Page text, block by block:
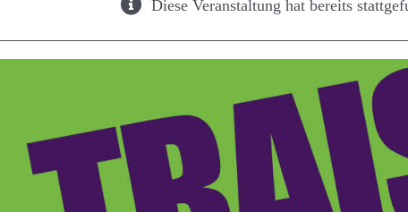
Diese Veranstaltung hat bereits